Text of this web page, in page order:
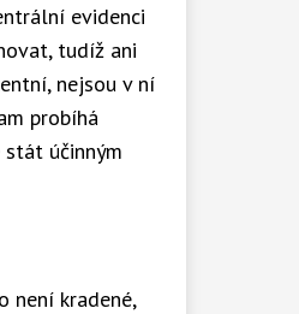
evidenci
tudíž ani
nejsou v ní
probíhá
účinným
není kradené,